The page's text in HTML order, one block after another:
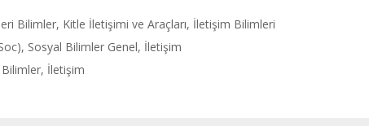
Bilimler, Kitle İletişimi ve Araçları, İletişim Bilimleri
Sosyal Bilimler Genel, İletişim
İletişim